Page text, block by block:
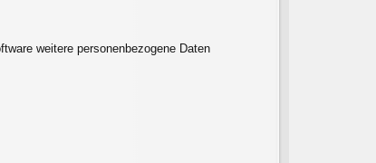
weitere personenbezogene Daten